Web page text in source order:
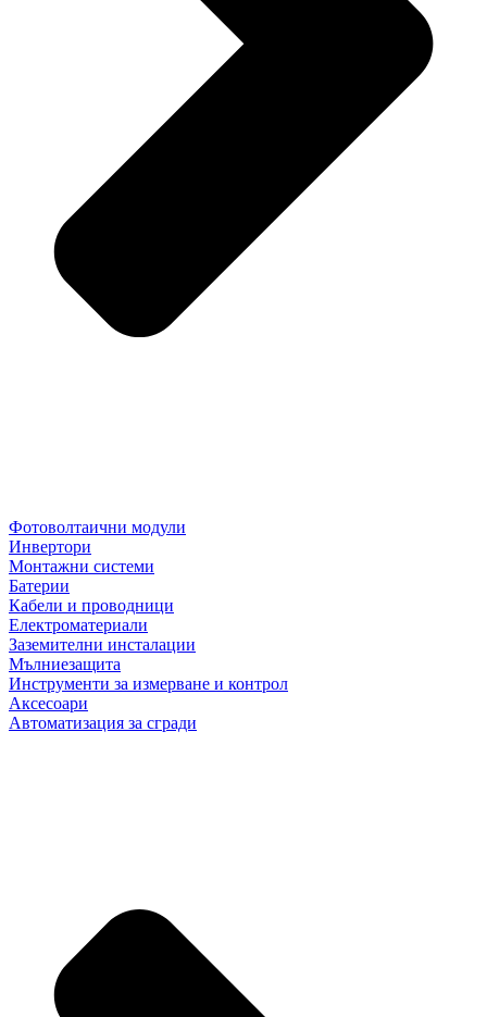
Фотоволтаични модули
Инвертори
Монтажни системи
Батерии
Кабели и проводници
Електроматериали
Заземителни инсталации
Мълниезащита
Инструменти за измерване и контрол
Аксесоари
Автоматизация за сгради